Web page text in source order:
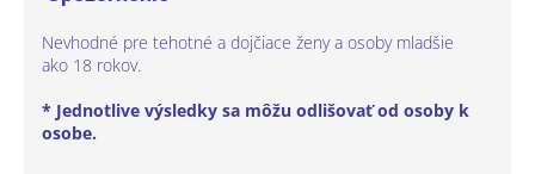
Nevhodné pre tehotné a dojčiace ženy a osoby mladšie
ako 18 rokov.
* Jednotlive výsledky sa môžu odlišovať od osoby k
osobe.